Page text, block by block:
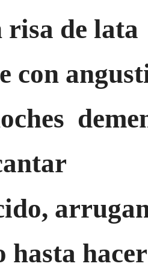
risa de lata
con
hasta